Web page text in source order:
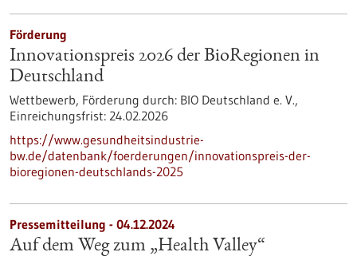
Förderung
Innovationspreis 2026 der BioRegionen in
Deutschland
Wettbewerb, Förderung durch: BIO Deutschland e. V.,
Einreichungsfrist: 24.02.2026
https://www.gesundheitsindustrie-
bw.de/datenbank/foerderungen/innovationspreis-der-
bioregionen-deutschlands-2025
Pressemitteilung - 04.12.2024
Auf dem Weg zum „Health Valley“